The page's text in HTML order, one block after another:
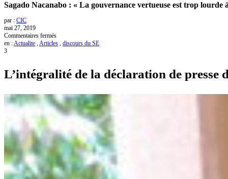
Sagado Nacanabo : « La gouvernance vertueuse est trop
par : CIC
mai 27, 2019
Commentaires fermés
Sagado
gouvernance
vertueuse
trop
lourde
à
porter
le
régime
Kaboré »
en : Actualite Articles
discours du SE
3
L’intégralité de la déclaration de presse